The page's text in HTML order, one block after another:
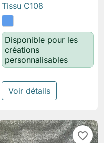
Tissu C108
Disponible pour les
créations
personnalisables
Voir détails
favorite_border